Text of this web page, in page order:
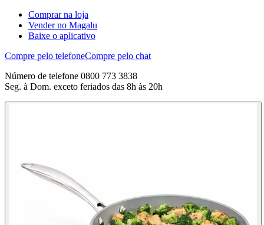
Comprar na loja
Vender no Magalu
Baixe o aplicativo
Compre pelo telefoneCompre pelo chat
Número de telefone 0800 773 3838
Seg. à Dom. exceto feriados das 8h às 20h